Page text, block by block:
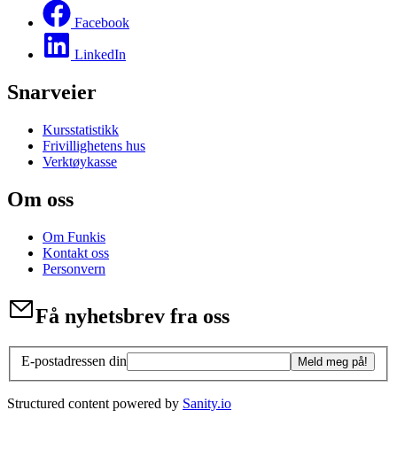
Facebook
LinkedIn
Snarveier
Kursstatistikk
Frivillighetens hus
Verktøykasse
Om oss
Om Funkis
Kontakt oss
Personvern
Få nyhetsbrev fra oss
E-postadressen din Meld meg på!
Structured content powered by Sanity.io